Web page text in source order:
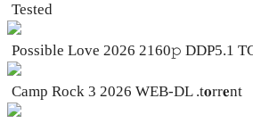
Tested
Possible Love 2026 2160𝚙 DDP5.1
Camp Rock 3 2026 WEB-DL .t𝐨rr𝐞nt